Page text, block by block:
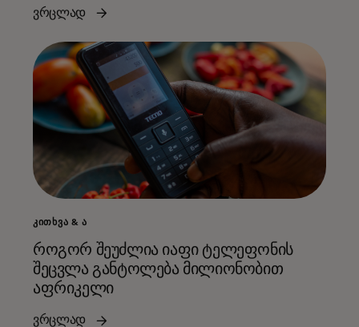
ვრცლად
ᲙᲘᲗᲮᲕᲐ & Ა
როგორ შეუძლია იაფი ტელეფონის
შეცვლა განტოლება მილიონობით
აფრიკელი
ვრცლად